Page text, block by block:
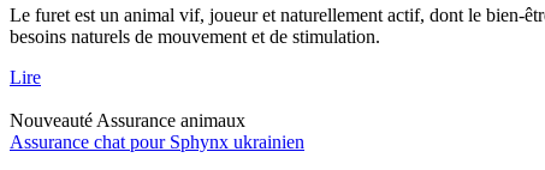
Le furet est un animal vif, joueur et naturellement actif, dont le bien-
besoins naturels de mouvement et de stimulation.
Lire
Nouveauté Assurance animaux
Assurance chat pour Sphynx ukrainien